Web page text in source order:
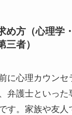
め方（心理学
三者）
に心理カウンセ
弁護士といった
す。家族や友人